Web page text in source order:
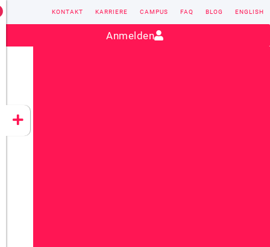
CONZEPT 16
YEET
Kontakt:sales@vectorsoft.de
KONTAKT KARRIERE CAMPUS FAQ BLOG ENGLISH
Anmelden